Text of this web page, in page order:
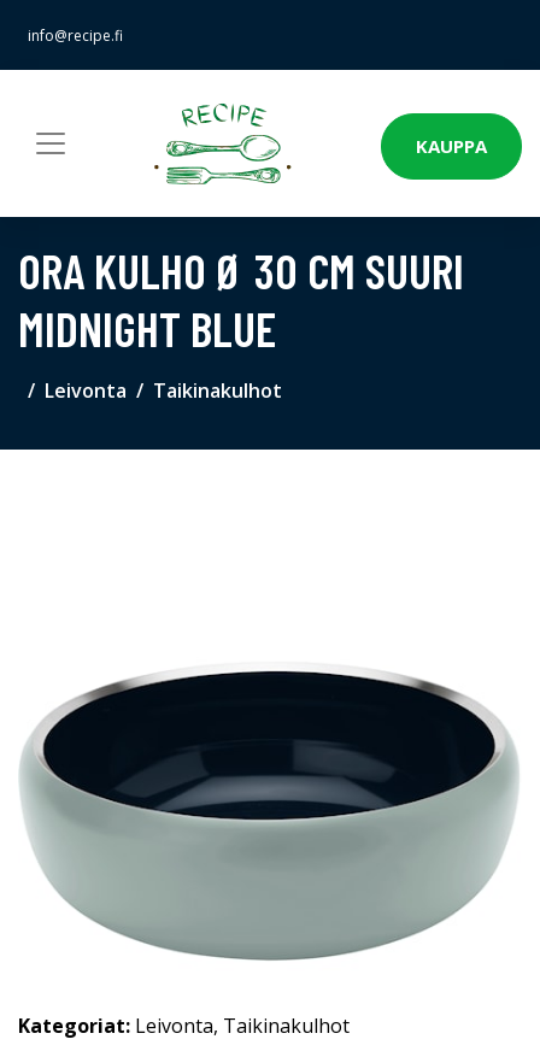
info@recipe.fi
KAUPPA
ORA KULHO Ø 30 CM SUURI
MIDNIGHT BLUE
Leivonta Taikinakulhot
Kategoriat: Leivonta, Taikinakulhot